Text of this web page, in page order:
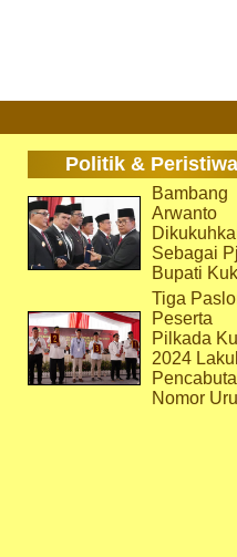
Politik & Peristiwa
Bambang
Arwanto
Sebagai
Bupati
Tiga
Peserta
Pilkada
2024
Nomor